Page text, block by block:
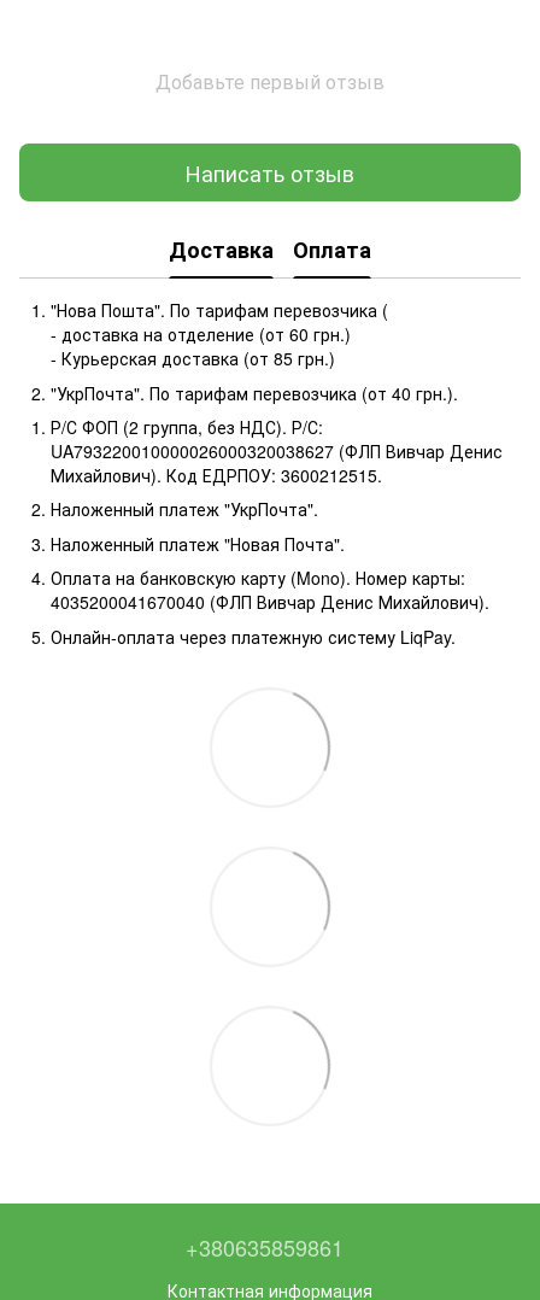
Добавьте первый отзыв
Написать отзыв
Доставка Оплата
"Нова Пошта". По тарифам перевозчика (
- доставка на отделение (от 60 грн.)
- Курьерская доставка (от 85 грн.)
"УкрПочта". По тарифам перевозчика (от 40 грн.).
Р/С ФОП (2 группа, без НДС). Р/С:
UA793220010000026000320038627 (ФЛП Вивчар Денис
Михайлович). Код ЕДРПОУ: 3600212515.
Наложенный платеж "УкрПочта".
Наложенный платеж "Новая Почта".
Оплата на банковскую карту (Mono). Номер карты:
4035200041670040 (ФЛП Вивчар Денис Михайлович).
Онлайн-оплата через платежную систему LiqPay.
+380635859861
Контактная информация